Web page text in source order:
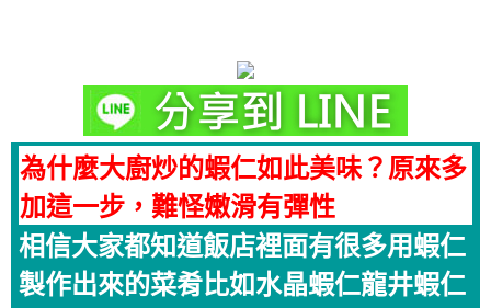
為什麼大廚炒的蝦仁如此美味？原來多
加這一步，難怪嫩滑有彈性
相信大家都知道飯店裡面有很多用蝦仁
製作出來的菜肴比如水晶蝦仁龍井蝦仁